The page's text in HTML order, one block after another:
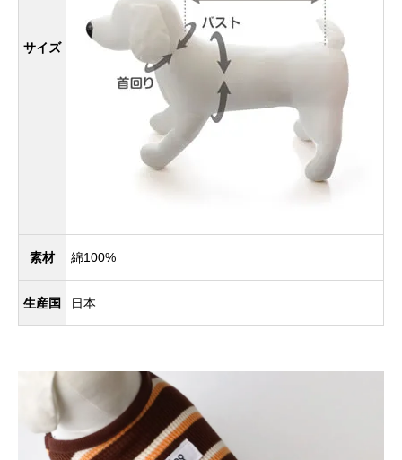
サイズ
素材 綿100%
生産国 日本